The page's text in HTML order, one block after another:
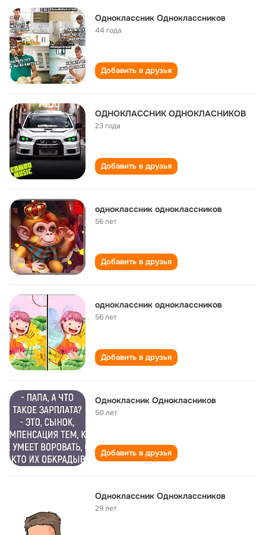
Одноклассник Одноклассников
44 года
Добавить в друзья
ОДНОКЛАССНИК ОДНОКЛАСНИКОВ
23 года
Добавить в друзья
одноклассник одноклассников
56 лет
Добавить в друзья
одноклассник одноклассников
56 лет
Добавить в друзья
Однокласник Однокласников
50 лет
Добавить в друзья
Одноклассник Одноклассников
29 лет